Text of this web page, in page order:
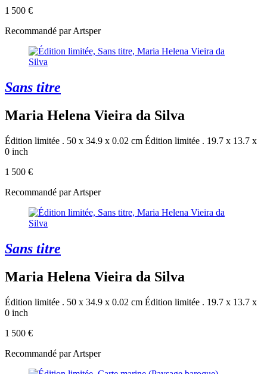
1 500 €
Recommandé par Artsper
Sans titre
Maria Helena Vieira da Silva
Édition limitée . 50 x 34.9 x 0.02 cm Édition limitée . 19.7 x 13.7 x
0 inch
1 500 €
Recommandé par Artsper
Sans titre
Maria Helena Vieira da Silva
Édition limitée . 50 x 34.9 x 0.02 cm Édition limitée . 19.7 x 13.7 x
0 inch
1 500 €
Recommandé par Artsper